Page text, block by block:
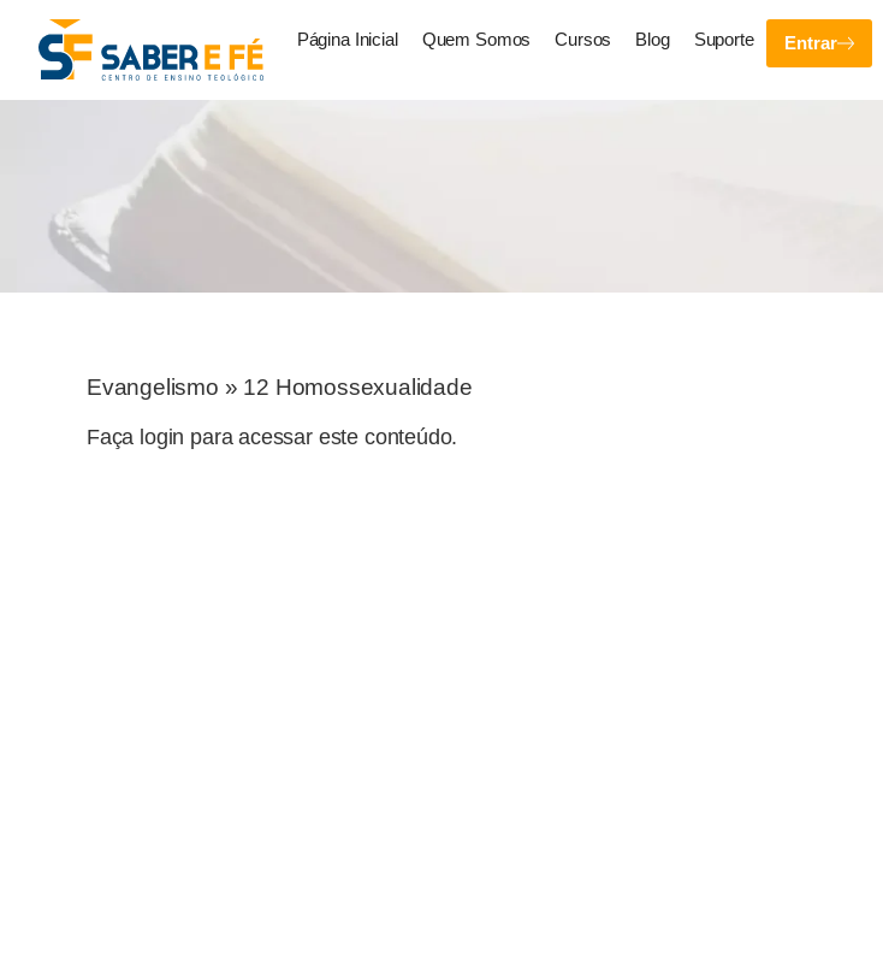
Página Inicial Quem Somos Cursos Blog Suporte Entrar
Evangelismo » 12 Homossexualidade
Faça login para acessar este conteúdo.